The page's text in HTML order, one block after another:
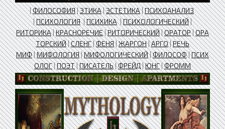
|ФИЛОСОФИЯ|ЭТИКА|ЭСТЕТИКА|ПСИХОАНАЛИЗ
|ПСИХОЛОГИЯ|ПСИХИКА|ПСИХОЛОГИЧЕСКИЙ|
РИТОРИКА|КРАСНОРЕЧИЕ|РИТОРИЧЕСКИЙ|ОРАТОР|ОРА
ТОРСКИЙ|СЛЕНГ|ФЕНЯ|ЖАРГОН|АРГО|РЕЧЬ
МИФ|МИФОЛОГИЯ|МИФОЛОГИЧЕСКИЙ|ФИЛОСОФ|ПСИХ
ОЛОГ|ПОЭТ|ПИСАТЕЛЬ|​ФРЕЙД|ЮНГ|ФРОММ